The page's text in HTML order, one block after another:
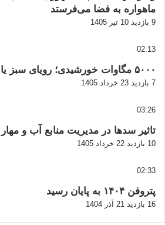
ماهواره به فضا می‌فرستد
9 بازدید 10 تیر 1405
02:13
۵۰۰۰ مگاوات خورشیدی؛ رویای سبز یا وعده تکراری؟
7 بازدید 23 خرداد 1405
03:26
تاثیر سدها در مدیریت منابع آب و
10 بازدید 22 خرداد 1405
02:33
پتروفن ۱۴۰۴ به پایان رسید
16 بازدید 21 آذر 1404